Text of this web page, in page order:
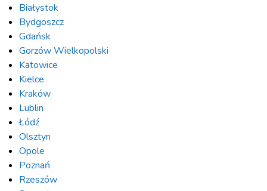
Białystok
Bydgoszcz
Gdańsk
Gorzów Wielkopolski
Katowice
Kielce
Kraków
Lublin
Łódź
Olsztyn
Opole
Poznań
Rzeszów